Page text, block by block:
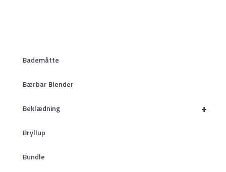
Bademåtte
Bærbar Blender
+
Beklædning
Bryllup
Bundle